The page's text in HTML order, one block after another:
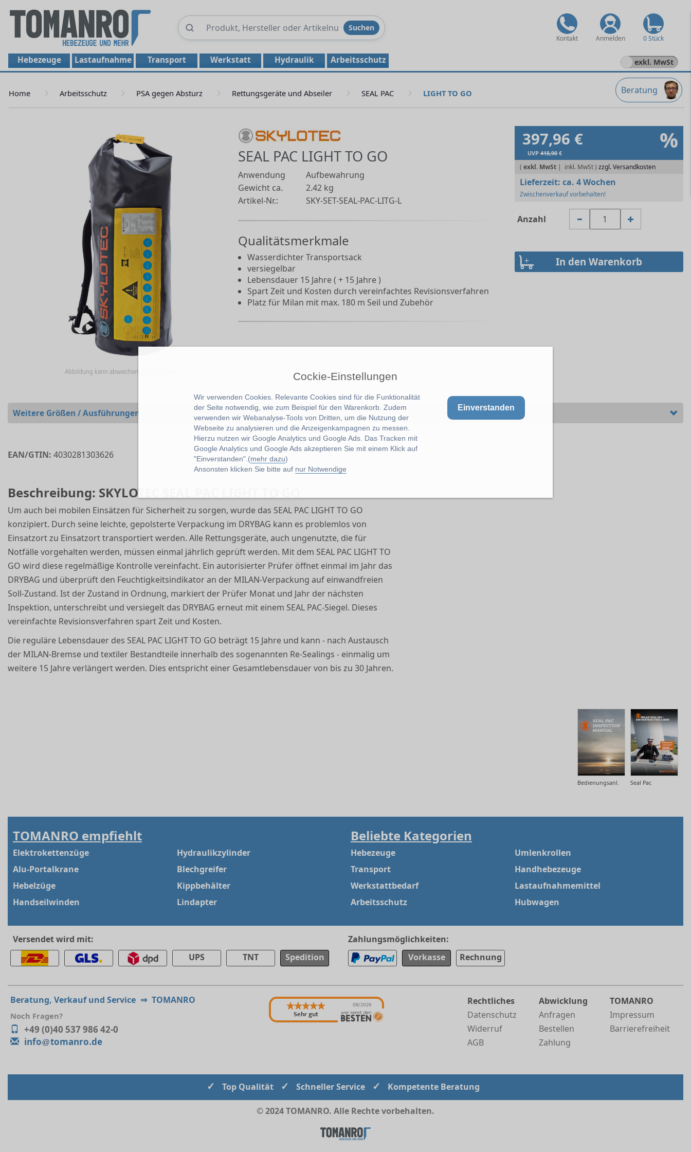
Cockie-Einstellungen
Wir verwenden Cookies. Relevante Cookies sind für die Funktionalität
der Seite notwendig, wie zum Beispiel für den Warenkorb. Zudem
verwenden wir Webanalyse-Tools von Dritten, um die Nutzung der
Webseite zu analysieren und die Anzeigenkampagnen zu messen.
Hierzu nutzen wir Google Analytics und Google Ads. Das Tracken mit
Google Analytics und Google Ads akzeptieren Sie mit einem Klick auf
"Einverstanden".(mehr dazu)
Ansonsten klicken Sie bitte auf nur Notwendige
Einverstanden
Produkte
durchsuchen
Suchen
Kontakt Anmelden 0 Stück
Hebezeuge Lastaufnahme Transport Werkstatt Hydraulik Arbeitsschutz exkl. MwSt
Beratung
Home Arbeitsschutz PSA gegen Absturz Rettungsgeräte und Abseiler SEAL PAC LIGHT TO GO
Abbildung kann abweichen vom Original
SEAL PAC LIGHT TO GO
Anwendung
Aufbewahrung
Gewicht ca.
2.42 kg
Artikel-Nr.:
SKY-SET-SEAL-PAC-LITG-L
Qualitätsmerkmale
Wasserdichter Transportsack
versiegelbar
Lebensdauer 15 Jahre ( + 15 Jahre )
Spart Zeit und Kosten durch vereinfachtes Revisionsverfahren
Platz für Milan mit max. 180 m Seil und Zubehör
397,96 € %
UVP418,90€
( exkl. MwSt | zzgl. Versandkosten
Lieferzeit: ca. 4 Wochen
Zwischenverkauf vorbehalten!
Anzahl
Weitere Größen / Ausführungen
EAN/GTIN: 4030281303626
Beschreibung: SKYLOTEC SEAL PAC LIGHT TO GO
Um auch bei mobilen Einsätzen für Sicherheit zu sorgen, wurde das SEAL PAC LIGHT TO GO
konzipiert. Durch seine leichte, gepolsterte Verpackung im DRYBAG kann es problemlos von
Einsatzort zu Einsatzort transportiert werden. Alle Rettungsgeräte, auch ungenutzte, die für
Notfälle vorgehalten werden, müssen einmal jährlich geprüft werden. Mit dem SEAL PAC LIGHT TO
GO wird diese regelmäßige Kontrolle vereinfacht. Ein autorisierter Prüfer öffnet einmal im Jahr das
DRYBAG und überprüft den Feuchtigkeitsindikator an der MILAN-Verpackung auf einwandfreien
Soll-Zustand. Ist der Zustand in Ordnung, markiert der Prüfer Monat und Jahr der nächsten
Inspektion, unterschreibt und versiegelt das DRYBAG erneut mit einem SEAL PAC-Siegel. Dieses
vereinfachte Revisionsverfahren spart Zeit und Kosten.
Die reguläre Lebensdauer des SEAL PAC LIGHT TO GO beträgt 15 Jahre und kann - nach Austausch
der MILAN-Bremse und textiler Bestandteile innerhalb des sogenannten Re-Sealings - einmalig um
weitere 15 Jahre verlängert werden. Dies entspricht einer Gesamtlebensdauer von bis zu 30 Jahren.
Seal Pac
Bedienungsanl.
TOMANRO empfiehlt
Elektrokettenzüge
Alu-Portalkrane
Hebelzüge
Handseilwinden
Hydraulikzylinder
Blechgreifer
Kippbehälter
Lindapter
Beliebte Kategorien
Hebezeuge
Transport
Werkstattbedarf
Arbeitsschutz
Umlenkrollen
Handhebezeuge
Lastaufnahmemittel
Hubwagen
Versendet wird mit:
UPS
TNT Spedition
Zahlungsmöglichkeiten:
Vorkasse
Rechnung
Beratung, Verkauf und Service ⇒ TOMANRO
Noch Fragen?
+49 (0)40 537 986 42-0
info
tomanro.de
Rechtliches
Datenschutz
Widerruf
AGB
Abwicklung
Anfragen
Bestellen
Zahlung
TOMANRO
Impressum
Barrierefreiheit
Sehr gut
08/2026
✓ Top Qualität ✓ Schneller Service ✓ Kompetente Beratung
© 2024 TOMANRO. Alle Rechte vorbehalten.